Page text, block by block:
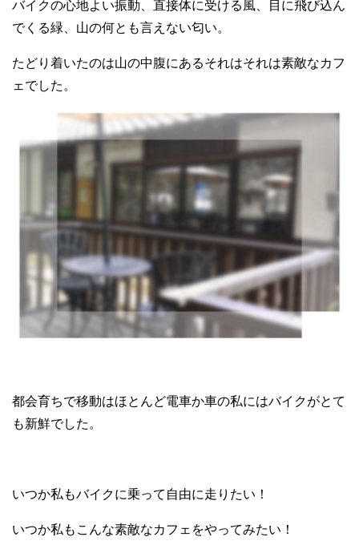
バイクの心地よい振動、直接体に受ける風、目に飛び込ん
でくる緑、山の何とも言えない匂い。
たどり着いたのは山の中腹にあるそれはそれは素敵なカフ
ェでした。
都会育ちで移動はほとんど電車か車の私にはバイクがとて
も新鮮でした。
いつか私もバイクに乗って自由に走りたい！
いつか私もこんな素敵なカフェをやってみたい！